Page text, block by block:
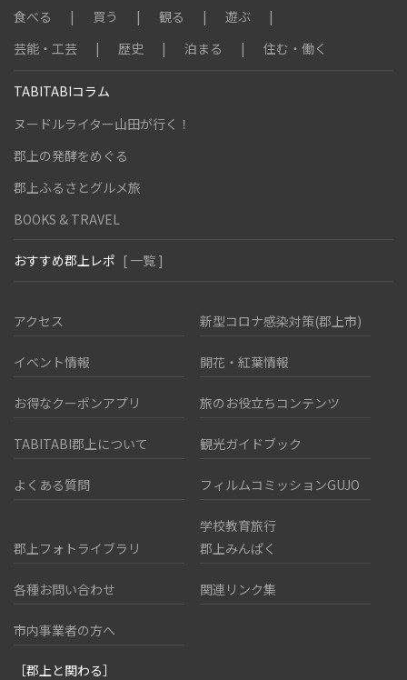
食べる
買う 観る
遊ぶ
芸能・工芸
歴史 泊まる 住む・働く
TABITABIコラム
ヌードルライター山田が行く！
郡上の発酵をめぐる
郡上ふるさとグルメ旅
BOOKS & TRAVEL
おすすめ郡上レポ [ 一覧 ]
アクセス 新型コロナ感染対策(郡上市)
イベント情報 開花・紅葉情報
お得なクーポンアプリ 旅のお役立ちコンテンツ
TABITABI郡上について 観光ガイドブック
よくある質問 フィルムコミッションGUJO
郡上フォトライブラリ
学校教育旅行
郡上みんぱく
各種お問い合わせ 関連リンク集
市内事業者の方へ
［郡上と関わる］